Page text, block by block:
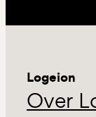
Logeion
Over